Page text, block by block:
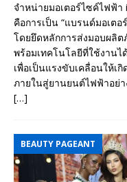
จำหน่ายมอเตอร์ไซค์ไฟฟ้า
คือการเป็น “แบรนด์มอเต
โดยยึดหลักการส่งมอบผลิ
พร้อมเทคโนโลยีที่ใช้งานไ
เพื่อเป็นแรงขับเคลื่อนให้เ
ภายในสู่ยานยนต์ไฟฟ้าอย่า
[…]
BEAUTY PAGEANT